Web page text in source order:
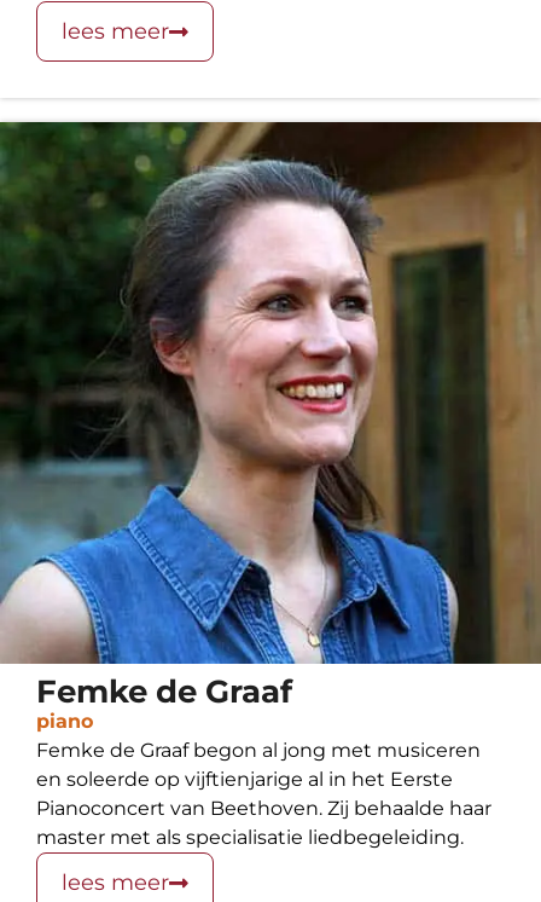
lees meer
Femke de Graaf
piano
Femke de Graaf begon al jong met musiceren
en soleerde op vijftienjarige al in het Eerste
Pianoconcert van Beethoven. Zij behaalde haar
master met als specialisatie liedbegeleiding.
lees meer